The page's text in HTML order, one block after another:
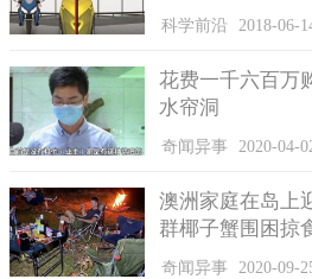
科学前沿 2018-06-
花费一千六百万
水帘洞
奇闻异事 2020-04-
澳洲家庭在岛上
群椰子蟹围困掠
奇闻异事 2020-09-